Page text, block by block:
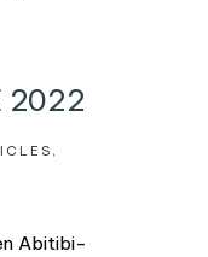
2022
,
Abitibi-